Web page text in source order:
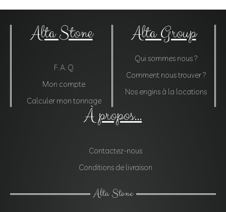
Alta Stone
F. A. Q.
Mon compte
Calculer mon tonnage
Alta Group
Qui sommes nous ?
Comment nous trouver ?
Nos engins à la locations
À propos...
Contactez-nous
Conditions de livraison
Alta Stone